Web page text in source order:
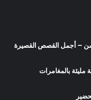
– أجمل القصص القصيرة
بالمغامرات